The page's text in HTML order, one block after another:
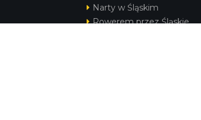
Narty w Śląskim
Rowerem przez Śląskie